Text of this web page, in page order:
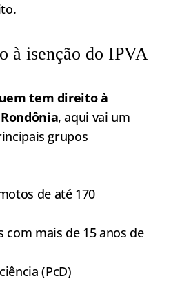
à isenção do IPVA
tem direito à
, aqui vai um
grupos
de até 170
com mais de 15 anos de
(PcD)